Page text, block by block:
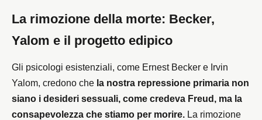
La rimozione della morte: Becker,
Yalom e il progetto edipico
Gli psicologi esistenziali, come Ernest Becker e Irvin
Yalom, credono che la nostra repressione primaria non
siano i desideri sessuali, come credeva Freud, ma la
consapevolezza che stiamo per morire. La rimozione